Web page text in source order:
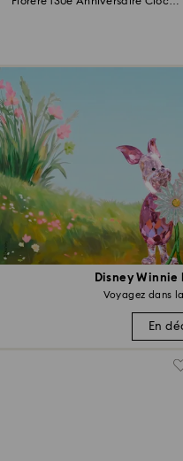
Disney Winnie
Voyagez dans
En